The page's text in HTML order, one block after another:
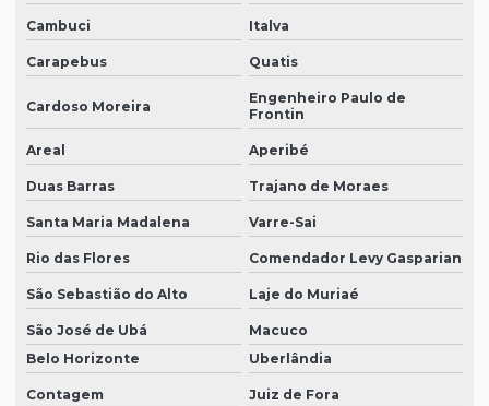
Cambuci Italva
Carapebus Quatis
Cardoso Moreira
Engenheiro Paulo de
Frontin
Areal Aperibé
Duas Barras Trajano de Moraes
Santa Maria Madalena Varre-Sai
Rio das Flores Comendador Levy Gasparian
São Sebastião do Alto Laje do Muriaé
São José de Ubá
Macuco
Belo Horizonte
Uberlândia
Contagem Juiz de Fora